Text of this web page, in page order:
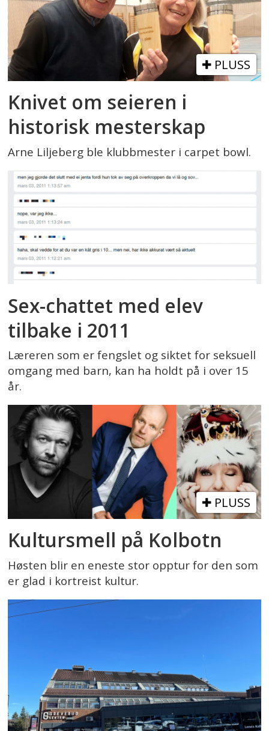
PLUSS
Knivet om seieren i
historisk mesterskap
Arne Liljeberg ble klubbmester i carpet bowl.
Sex-chattet med elev
tilbake i 2011
Læreren som er fengslet og siktet for seksuell
omgang med barn, kan ha holdt på i over 15
år.
PLUSS
Kultursmell på Kolbotn
Høsten blir en eneste stor opptur for den som
er glad i kortreist kultur.